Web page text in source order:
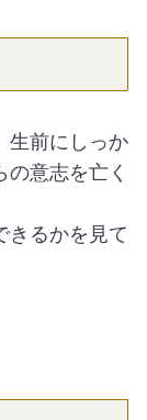
生前にしっか
意志を亡く
きるかを見て